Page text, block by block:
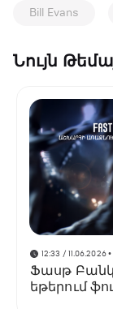
Bill Evans
Նույն
12:33 / 11.06.2026
Ֆասթ
եթերում